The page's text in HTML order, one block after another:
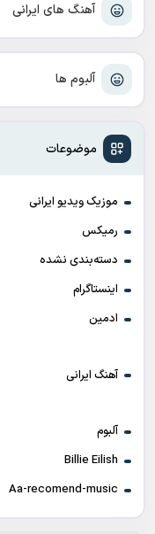
آهنگ های ایرانی
آلبوم ها
موضوعات
موزیک ویدیو ایرانی
رمیکس
دسته‌بندی نشده
اینستاگرام
ادمین
آهنگ ایرانی
آلبوم
Billie Eilish
Aa-recomend-music